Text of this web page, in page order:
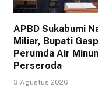
APBD Sukabumi
Miliar, Bupati
Perumda Air
Perseroda
3 Agustus 2026